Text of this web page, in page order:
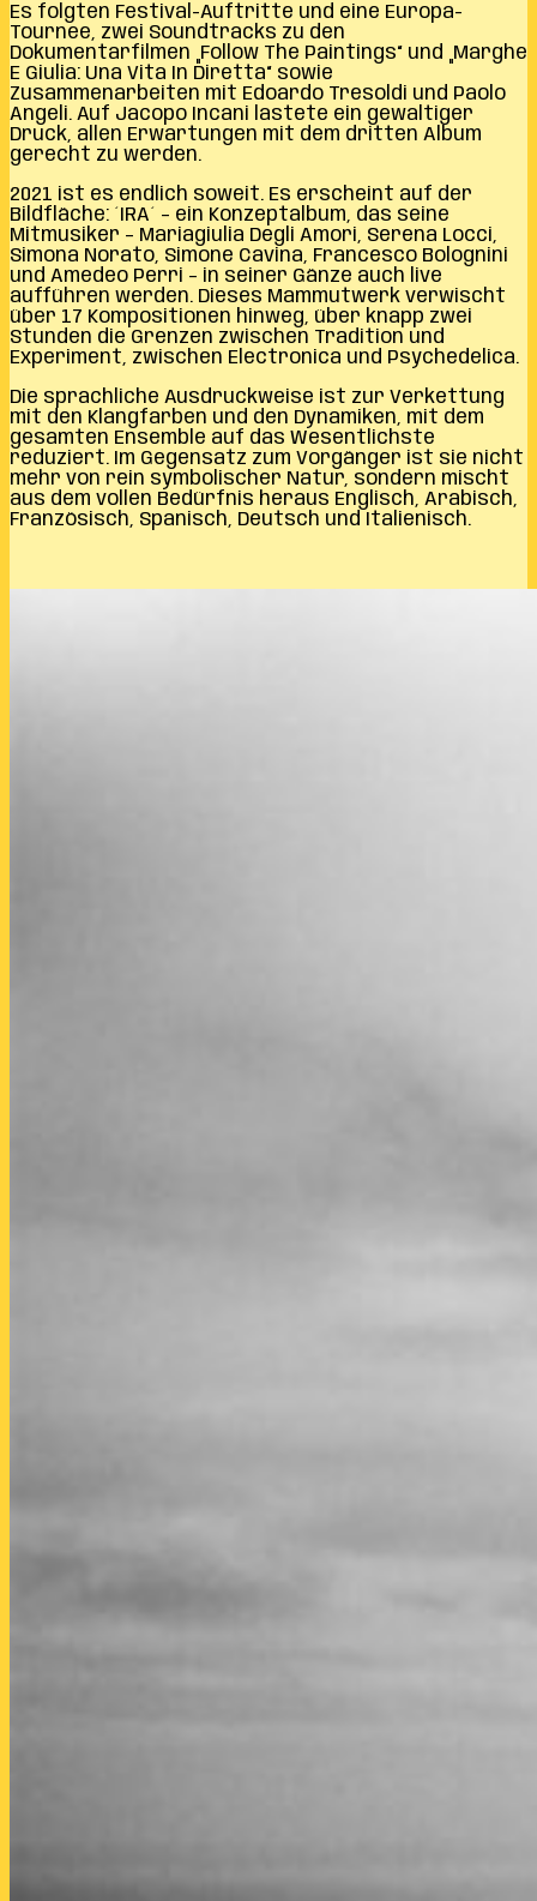
Es folgten Festival-Auftritte und eine Europa-
Tournee, zwei Soundtracks zu den
Dokumentarfilmen „Follow The Paintings“ und „Marghe
E Giulia: Una Vita In Diretta“ sowie
Zusammenarbeiten mit Edoardo Tresoldi und Paolo
Angeli. Auf Jacopo Incani lastete ein gewaltiger
Druck, allen Erwartungen mit dem dritten Album
gerecht zu werden.
2021 ist es endlich soweit. Es erscheint auf der
Bildfläche: ´IRA´ – ein Konzeptalbum, das seine
Mitmusiker – Mariagiulia Degli Amori, Serena Locci,
Simona Norato, Simone Cavina, Francesco Bolognini
und Amedeo Perri – in seiner Gänze auch live
aufführen werden. Dieses Mammutwerk verwischt
über 17 Kompositionen hinweg, über knapp zwei
Stunden die Grenzen zwischen Tradition und
Experiment, zwischen Electronica und Psychedelica.
Die sprachliche Ausdruckweise ist zur Verkettung
mit den Klangfarben und den Dynamiken, mit dem
gesamten Ensemble auf das Wesentlichste
reduziert. Im Gegensatz zum Vorgänger ist sie nicht
mehr von rein symbolischer Natur, sondern mischt
aus dem vollen Bedürfnis heraus Englisch, Arabisch,
Französisch, Spanisch, Deutsch und Italienisch.